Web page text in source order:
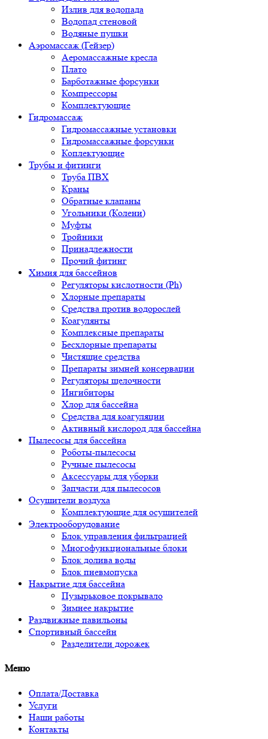
Излив для водопада
Водопад стеновой
Водяные пушки
Аэромассаж (Гейзер)
Аеромассажные кресла
Плато
Барботажные форсунки
Компрессоры
Комплектующие
Гидромассаж
Гидромассажные установки
Гидромассажные форсунки
Коплектующие
Трубы и фитинги
Труба ПВХ
Краны
Обратные клапаны
Угольники (Колени)
Муфты
Тройники
Принадлежности
Прочий фитинг
Химия для бассейнов
Регуляторы кислотности (Ph)
Хлорные препараты
Средства против водорослей
Коагулянты
Комплексные препараты
Бесхлорные препараты
Чистящие средства
Препараты зимней консервации
Регуляторы щелочности
Ингибиторы
Хлор для бассейна
Средства для коагуляции
Активный кислород для бассейна
Пылесосы для бассейна
Роботы-пылесосы
Ручные пылесосы
Аксессуары для уборки
Запчасти для пылесосов
Осушители воздуха
Комплектующие для осушителей
Электрооборудование
Блок управления фильтрацией
Многофункциональные блоки
Блок долива воды
Блок пневмопуска
Накрытие для бассейна
Пузырьковое покрывало
Зимнее накрытие
Раздвижные павильоны
Спортивный бассейн
Разделители дорожек
Меню
Оплата/Доставка
Услуги
Наши работы
Контакты